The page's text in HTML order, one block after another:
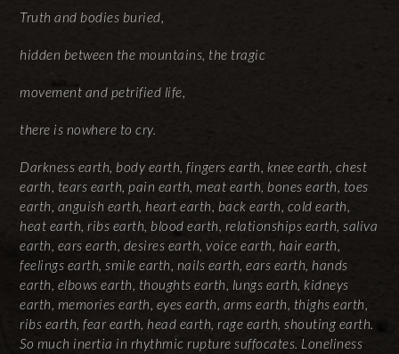
Truth and bodies buried,
hidden between the mountains, the tragic
movement and petrified life,
there is nowhere to cry.
Darkness earth, body earth, fingers earth, knee earth, chest
earth, tears earth, pain earth, meat earth, bones earth, toes
earth, anguish earth, heart earth, back earth, cold earth,
heat earth, ribs earth, blood earth, relationships earth, saliva
earth, ears earth, desires earth, voice earth, hair earth,
feelings earth, smile earth, nails earth, ears earth, hands
earth, elbows earth, thoughts earth, lungs earth, kidneys
earth, memories earth, eyes earth, arms earth, thighs earth,
ribs earth, fear earth, head earth, rage earth, shouting earth.
So much inertia in rhythmic rupture suffocates. Loneliness